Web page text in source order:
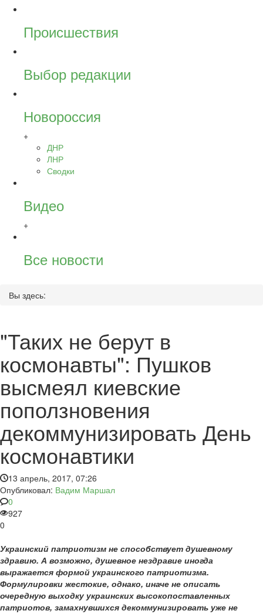
Происшествия
Выбор редакции
Новороссия
+
ДНР
ЛНР
Сводки
Видео
+
Все новости
Вы здесь:
"Таких не берут в
космонавты": Пушков
высмеял киевские
поползновения
декоммунизировать День
космонавтики
13 апрель, 2017, 07:26
Опубликовал: Вадим Маршал
0
927
0
Украинский патриотизм не способствует душевному
здравию. А возможно, душевное нездравие иногда
выражается формой украинского патриотизма.
Формулировки жестокие, однако, иначе не описать
очередную выходку украинских высокопоставленных
патриотов, замахнувшихся декоммунизировать уже не